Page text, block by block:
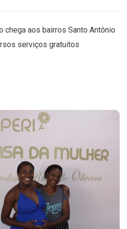
chega aos bairros Santo Antônio
serviços gratuitos